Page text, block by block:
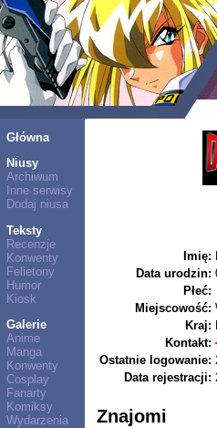
Główna
Niusy
Archiwum
Inne serwisy
Dodaj niusa
Teksty
Recenzje
Konwenty
Felietony
Humor
Kiosk
Galerie
Anime
Manga
Konwenty
Cosplay
Fanarty
Komiksy
Wydarzenia
Imię:
Data urodzin:
Płeć:
Miejscowość:
Kraj:
Kontakt:
Ostatnie logowanie:
Data rejestracji:
Znajomi